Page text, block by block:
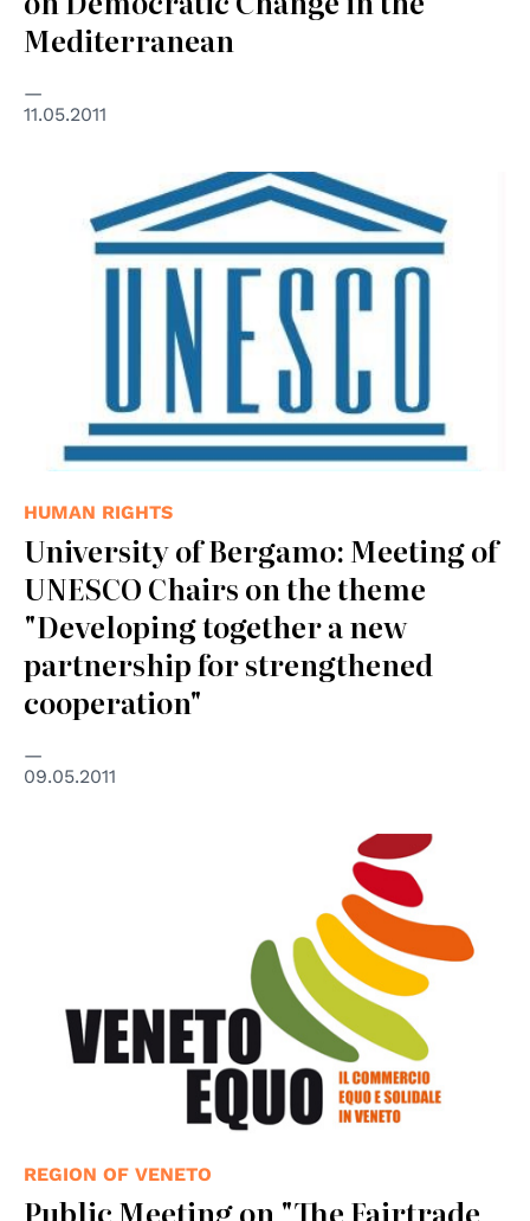
Mediterranean
11.05.2011
HUMAN RIGHTS
University of Bergamo: Meeting of
UNESCO Chairs on the theme
"Developing together a new
partnership for strengthened
cooperation"
09.05.2011
REGION OF VENETO
Public Meeting on "The Fairtrade